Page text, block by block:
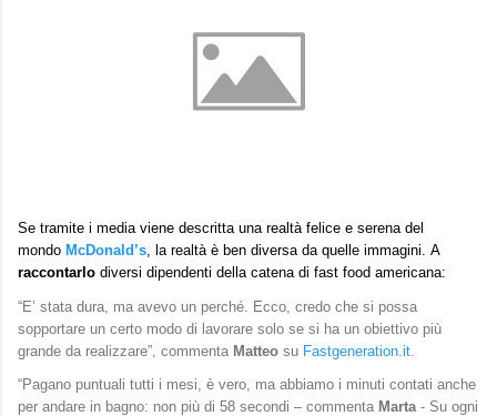
Se tramite i media viene descritta una realtà felice e serena del
mondo McDonald’s , la realtà è ben diversa da quelle immagini. A
raccontarlo diversi dipendenti della catena di fast food americana:
“E’ stata dura, ma avevo un perché. Ecco, credo che si possa
sopportare un certo modo di lavorare solo se si ha un obiettivo più
grande da realizzare”, commenta Matteo su Fastgeneration.it
“Pagano puntuali tutti i mesi, è vero, ma abbiamo i minuti contati anche
per andare in bagno: non più di 58 secondi – commenta Marta - Su ogni